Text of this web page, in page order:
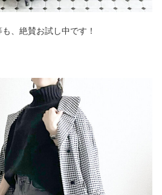
、絶賛お試し中です！